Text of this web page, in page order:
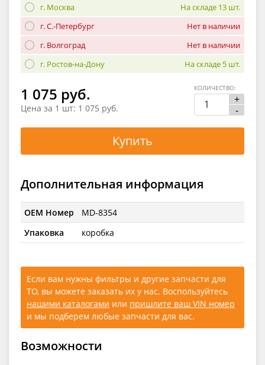
г. Москва
На складе 13 шт.
г. С.-Петербург
Нет в наличии
г. Волгоград
Нет в наличии
г. Ростов-на-Дону
На складе 5 шт.
1 075 руб.
Цена за 1 шт: 1 075 руб.
+
-
КОЛИЧЕСТВО:
Купить
Дополнительная информация
OEM Номер
MD-8354
Упаковка
коробка
Если вам нужны фильтры и другие запчасти для
ТО, вы можете заказать их у нас. Воспользуйтесь
нашими каталогами или пришлите ваш VIN номер
и мы подберем любые запчасти для вас.
Возможности